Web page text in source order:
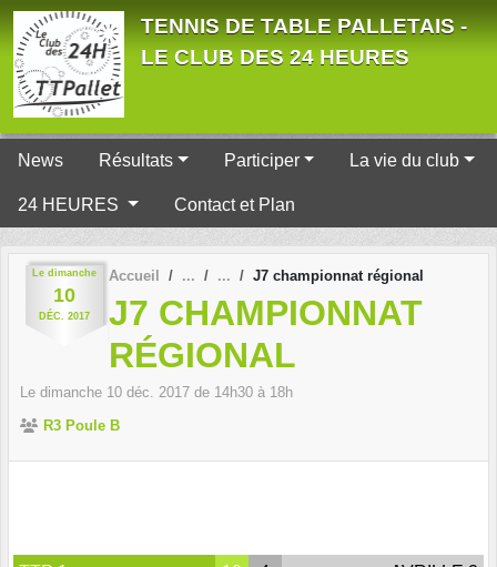
TENNIS DE TABLE PALLETAIS -
LE CLUB DES 24 HEURES
News Résultats Participer La vie du club
24 HEURES Contact et Plan
Le dimanche
10
DÉC. 2017
Accueil J7 championnat régional
J7 CHAMPIONNAT
RÉGIONAL
Le dimanche 10 déc. 2017 de 14h30 à 18h
R3 Poule B
Panneau de gestion des cookies